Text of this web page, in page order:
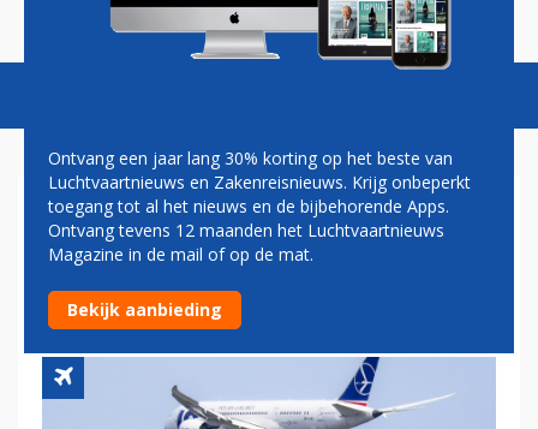
Magazine Podcasts Vacatures
LOT BREIDT BOEING 787
DREAMLINER-VLOOT VERDER
UIT
Ontvang een jaar lang 30% korting op het beste van
Luchtvaartnieuws en Zakenreisnieuws. Krijg onbeperkt
toegang tot al het nieuws en de bijbehorende Apps.
Ontvang tevens 12 maanden het Luchtvaartnieuws
Magazine in de mail of op de mat.
Bekijk aanbieding